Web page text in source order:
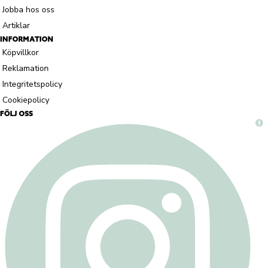
Jobba hos oss
Artiklar
INFORMATION
Köpvillkor
Reklamation
Integritetspolicy
Cookiepolicy
FÖLJ OSS